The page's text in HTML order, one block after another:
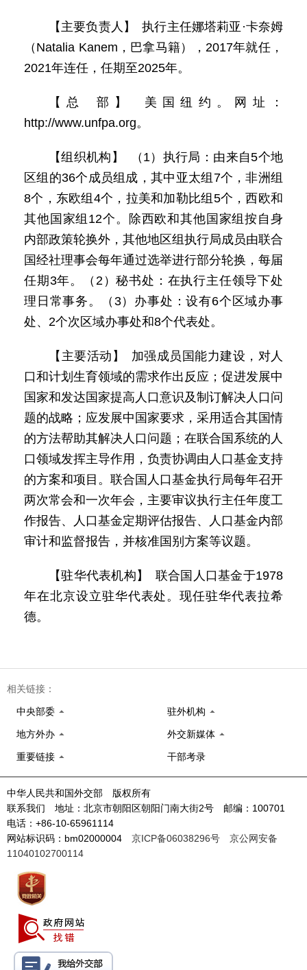
【主要负责人】 执行主任娜塔莉亚·卡奈姆
（Natalia Kanem，巴拿马籍），2017年就任，
2021年连任，任期至2025年。
【总 部】 美国纽约。网址：
http://www.unfpa.org。
【组织机构】 （1）执行局：由来自5个地
区组的36个成员组成，其中亚太组7个，非洲组
8个，东欧组4个，拉美和加勒比组5个，西欧和
其他国家组12个。除西欧和其他国家组按自身
内部政策轮换外，其他地区组执行局成员由联合
国经社理事会每年通过选举进行部分轮换，每届
任期3年。（2）秘书处：在执行主任领导下处
理日常事务。（3）办事处：设有6个区域办事
处、2个次区域办事处和8个代表处。
【主要活动】 加强成员国能力建设，对人
口和计划生育领域的需求作出反应；促进发展中
国家和发达国家提高人口意识及制订解决人口问
题的战略；应发展中国家要求，采用适合其国情
的方法帮助其解决人口问题；在联合国系统的人
口领域发挥主导作用，负责协调由人口基金支持
的方案和项目。联合国人口基金执行局每年召开
两次常会和一次年会，主要审议执行主任年度工
作报告、人口基金定期评估报告、人口基金内部
审计和监督报告，并核准国别方案等议题。
【驻华代表机构】 联合国人口基金于1978
年在北京设立驻华代表处。现任驻华代表拉希
德。
相关链接：
中央部委 驻外机构
地方外办 外交新媒体
重要链接 干部考录
中华人民共和国外交部 版权所有
联系我们 地址：北京市朝阳区朝阳门南大街2号 邮编：100701
电话：+86-10-65961114
网站标识码：bm02000004 京ICP备06038296号
京公网安备
11040102700114